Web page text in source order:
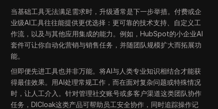
当基础工具无法满足需求时，升级通常是下一步举措。付费或企
业级AI工具往往能提供更优选择：更可靠的技术支持、自定义工
作流，以及与其他应用集成的能力。例如，HubSpot的小企业AI
套件可让你自动化营销与销售任务，并随团队规模扩大而拓展功
能。
但即便先进工具也并非万能。将AI与人类专业知识相结合才能获
得最佳效果。用AI处理常规工作，而在面对复杂问题或特殊情况
时，让人工介入。针对管理社交账号或多客户渠道这类团队协作
任务，DICloak这类产品可帮助员工安全协作，同时追踪操作记